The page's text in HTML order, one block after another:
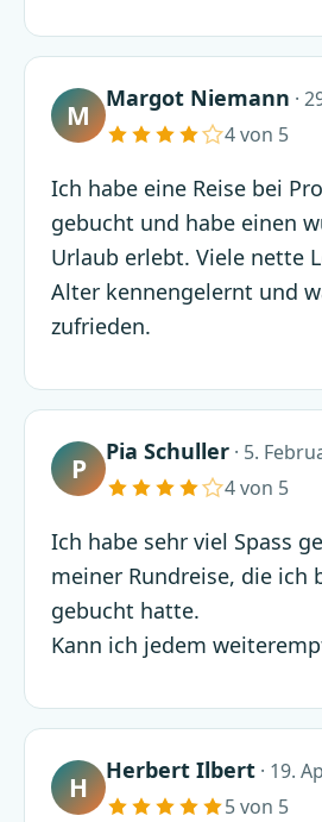
M
Margot Niemann ·
4 von 5
Ich habe eine Reise bei
gebucht und habe einen
Urlaub erlebt. Viele nette
Alter kennengelernt und
zufrieden.
P
Pia Schuller · 5.
4 von 5
Ich habe sehr viel Spass
meiner Rundreise, die ich
gebucht hatte.
Kann ich jedem
H
Herbert Ilbert · 19.
5 von 5